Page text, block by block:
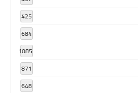
425
684
1085
871
648